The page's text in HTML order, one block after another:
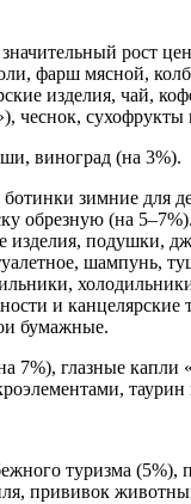
рост
фарш мясной,
изделия, чай,
чеснок, сухофрукты
виноград (на 3%).
зимние для
обрезную (на
изделия, подушки,
шампунь,
и канцелярские
бумажные.
7%), глазные
таурин
туризма
прививок